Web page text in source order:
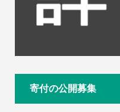
寄付の公開募集